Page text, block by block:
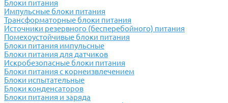
Блоки питания
Импульсные блоки питания
Трансформаторные блоки питания
Источники резервного (бесперебойного) питания
Помехоустойчивые блоки питания
Блоки питания импульсные
Блоки питания для датчиков
Искробезопасные блоки питания
Блоки питания с корнеизвлечением
Блоки испытательные
Блоки конденсаторов
Блоки питания и заряда